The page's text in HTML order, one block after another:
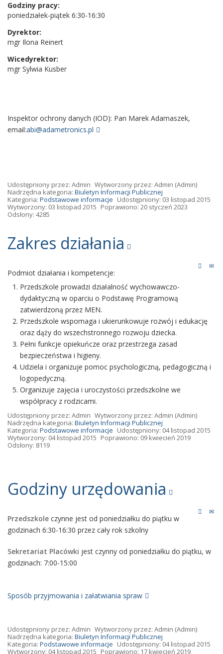
Godziny pracy:
poniedziałek-piątek 6:30-16:30
Dyrektor:
mgr Ilona Reinert
Wicedyrektor:
mgr Sylwia Kusber
Inspektor ochrony danych (IOD): Pan Marek Adamaszek,
email:abi@adametronics.pl
Udostępniony przez: Admin Wytworzony przez: Admin (Admin)
Nadrzędna kategoria: Biuletyn Informacji Publicznej
Kategoria: Podstawowe informacje Udostępniony: 03 listopad 2015
Wytworzony: 03 listopad 2015 Poprawiono: 20 styczeń 2023
Odsłony: 4285
Zakres działania
Podmiot działania i kompetencje:
Przedszkole prowadzi działalność wychowawczo-
dydaktyczną w oparciu o Podstawę Programową
zatwierdzoną przez MEN.
Przedszkole wspomaga i ukierunkowuje rozwój i edukację
oraz dąży do wszechstronnego rozwoju dziecka.
Pełni funkcje opiekuńcze oraz przestrzega zasad
bezpieczeństwa i higieny.
Udziela i organizuje pomoc psychologiczną, pedagogiczną i
logopedyczną.
Organizuje zajęcia i uroczystości przedszkolne we
współpracy z rodzicami.
Udostępniony przez: Admin Wytworzony przez: Admin (Admin)
Nadrzędna kategoria: Biuletyn Informacji Publicznej
Kategoria: Podstawowe informacje Udostępniony: 04 listopad 2015
Wytworzony: 04 listopad 2015 Poprawiono: 09 kwiecień 2019
Odsłony: 8119
Godziny urzędowania
Przedszkole czynne jest od poniedziałku do piątku w
godzinach 6:30-16:30 przez cały rok szkolny
Sekretariat Placówki jest czynny od poniedziałku do piątku, w
godzinach: 7:00-15:00
Sposób przyjmowania i załatwiania spraw
Udostępniony przez: Admin Wytworzony przez: Admin (Admin)
Nadrzędna kategoria: Biuletyn Informacji Publicznej
Kategoria: Podstawowe informacje Udostępniony: 04 listopad 2015
Wytworzony: 04 listopad 2015 Poprawiono: 17 kwiecień 2019